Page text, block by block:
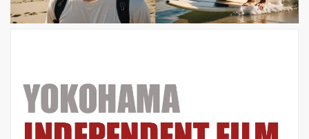
ルドが実現します！ 先に発表の特報か